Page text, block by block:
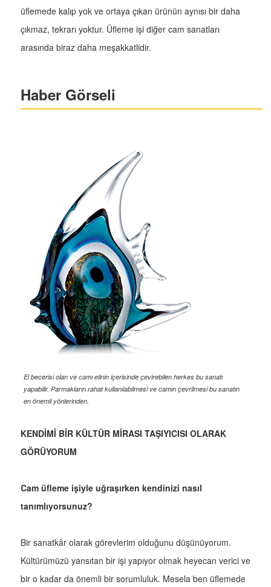
üflemede kalıp yok ve ortaya çıkan ürünün aynısı bir daha
çıkmaz, tekrarı yoktur. Üfleme işi diğer cam sanatları
arasında biraz daha meşakkatlidir.
Haber Görseli
El becerisi olan ve camı elinin içerisinde çevirebilen herkes bu sanatı
yapabilir. Parmakların rahat kullanılabilmesi ve camın çevrilmesi bu sanatın
en önemli yönlerinden.
KENDİMİ BİR KÜLTÜR MİRASI TAŞIYICISI OLARAK
GÖRÜYORUM
Cam üfleme işiyle uğraşırken kendinizi nasıl
tanımlıyorsunuz?
Bir sanatkâr olarak görevlerim olduğunu düşünüyorum.
Kültürümüzü yansıtan bir işi yapıyor olmak heyecan verici ve
bir o kadar da önemli bir sorumluluk. Mesela ben üflemede